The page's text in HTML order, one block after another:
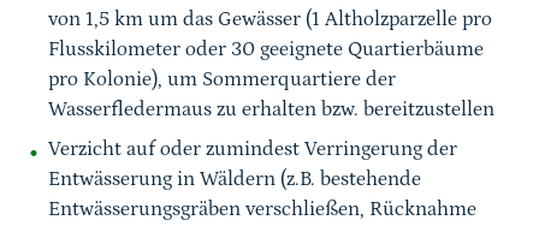
von 1,5 km um das Gewässer (1 Altholzparzelle pro
Flusskilometer oder 30 geeignete Quartierbäume
pro Kolonie), um Sommerquartiere der
Wasserfledermaus zu erhalten bzw. bereitzustellen
Verzicht auf oder zumindest Verringerung der
Entwässerung in Wäldern (z.B. bestehende
Entwässerungsgräben verschließen, Rücknahme